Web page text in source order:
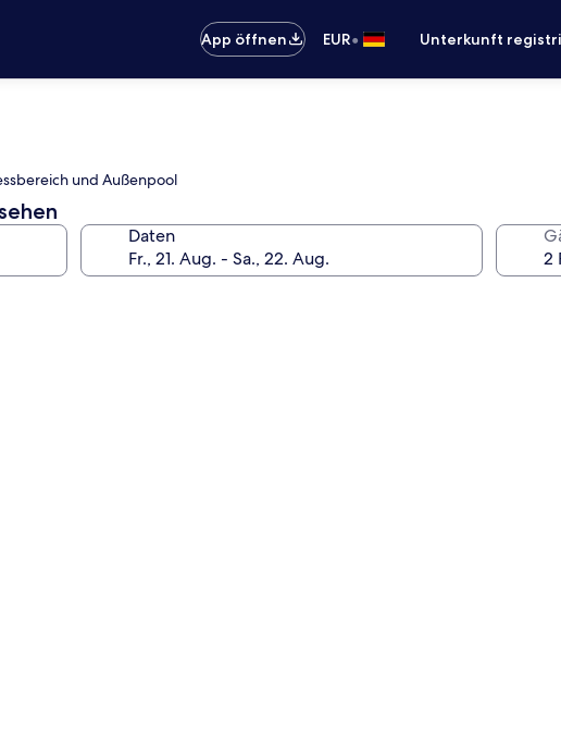
App öffnen
EUR• Unterkunft
und Außenpool
Daten